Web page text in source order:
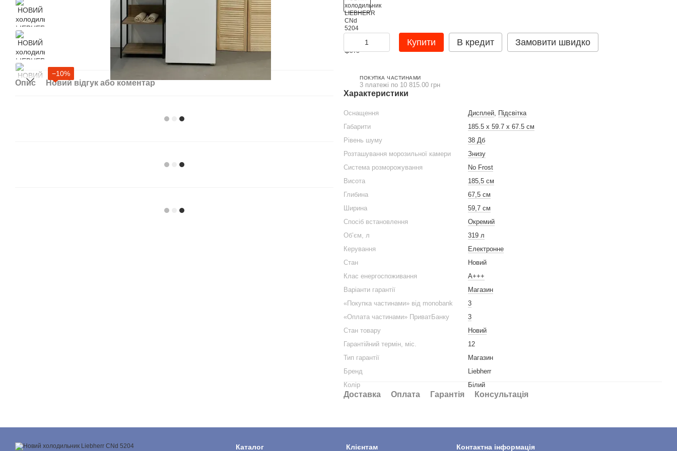
−10%
Опис Новий відгук або коментар
Купити В кредит Замовити швидко
ПОКУПКА ЧАСТИНАМИ
3 платежі по 10 815.00 грн
Характеристики
Оснащення Дисплей, Підсвітка
Габарити
185.5 x 59.7 x 67.5 см
Рівень шуму
38 Дб
Розташування морозильної камери
Знизу
Система розморожування
No Frost
Висота
185,5 см
Глибина
67,5 см
Ширина
59,7 см
Спосіб встановлення
Окремий
Обʼєм, л
319 л
Керування
Електронне
Стан
Новий
Клас енергоспоживання
A+++
Варіанти гарантії
Магазин
«Покупка частинами» від monobank
3
«Оплата частинами» ПриватБанку
3
Стан товару
Новий
Гарантійний термін, міс.
12
Тип гарантії
Магазин
Бренд
Liebherr
Колір
Білий
Доставка Оплата Гарантія Консультація
Каталог Клієнтам Контактна інформація